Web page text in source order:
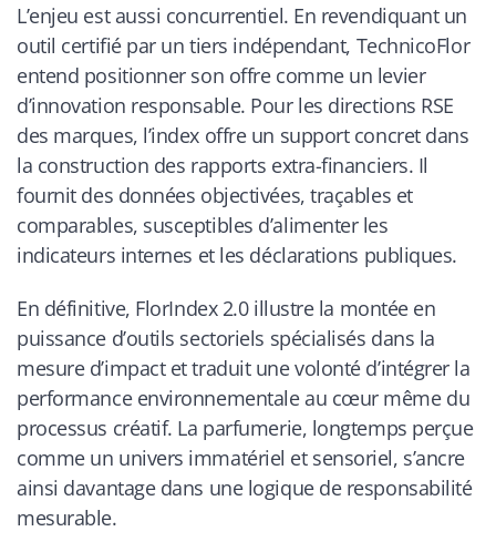
L’enjeu est aussi concurrentiel. En revendiquant un
outil certifié par un tiers indépendant, TechnicoFlor
entend positionner son offre comme un levier
d’innovation responsable. Pour les directions RSE
des marques, l’index offre un support concret dans
la construction des rapports extra-financiers. Il
fournit des données objectivées, traçables et
comparables, susceptibles d’alimenter les
indicateurs internes et les déclarations publiques.
En définitive, FlorIndex 2.0 illustre la montée en
puissance d’outils sectoriels spécialisés dans la
mesure d’impact et traduit une volonté d’intégrer la
performance environnementale au cœur même du
processus créatif. La parfumerie, longtemps perçue
comme un univers immatériel et sensoriel, s’ancre
ainsi davantage dans une logique de responsabilité
mesurable.